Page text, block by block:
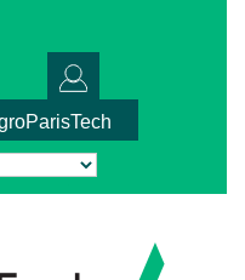
Translate